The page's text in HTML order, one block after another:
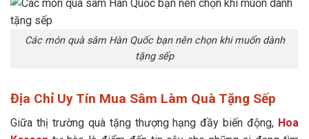
Các món quà sâm Hàn Quốc bạn nên chọn khi muốn dành
tặng sếp
Địa Chỉ Uy Tín Mua Sâm Làm Quà Tặng Sếp
Giữa thị trường quà tặng thượng hạng đầy biến động, Hoa